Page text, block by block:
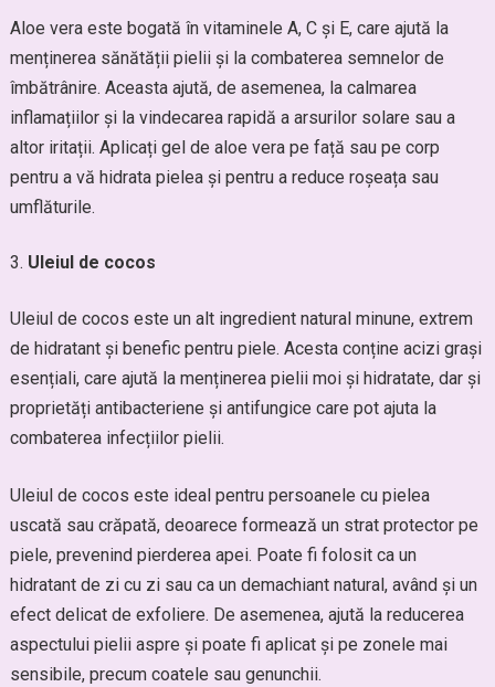
Aloe vera este bogată în vitaminele A, C și E, care ajută la
menținerea sănătății pielii și la combaterea semnelor de
îmbătrânire. Aceasta ajută, de asemenea, la calmarea
inflamațiilor și la vindecarea rapidă a arsurilor solare sau a
altor iritații. Aplicați gel de aloe vera pe față sau pe corp
pentru a vă hidrata pielea și pentru a reduce roșeața sau
umflăturile.
Uleiul de cocos
Uleiul de cocos este un alt ingredient natural minune, extrem
de hidratant și benefic pentru piele. Acesta conține acizi grași
esențiali, care ajută la menținerea pielii moi și hidratate, dar și
proprietăți antibacteriene și antifungice care pot ajuta la
combaterea infecțiilor pielii.
Uleiul de cocos este ideal pentru persoanele cu pielea
uscată sau crăpată, deoarece formează un strat protector pe
piele, prevenind pierderea apei. Poate fi folosit ca un
hidratant de zi cu zi sau ca un demachiant natural, având și un
efect delicat de exfoliere. De asemenea, ajută la reducerea
aspectului pielii aspre și poate fi aplicat și pe zonele mai
sensibile, precum coatele sau genunchii.